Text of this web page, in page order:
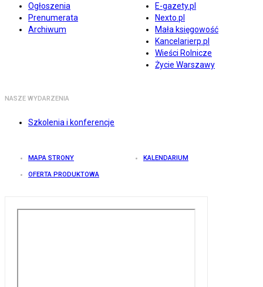
Ogłoszenia
Prenumerata
Archiwum
E-gazety.pl
Nexto.pl
Mała księgowość
Kancelarierp.pl
Wieści Rolnicze
Życie Warszawy
NASZE WYDARZENIA
Szkolenia i konferencje
MAPA STRONY KALENDARIUM
OFERTA PRODUKTOWA